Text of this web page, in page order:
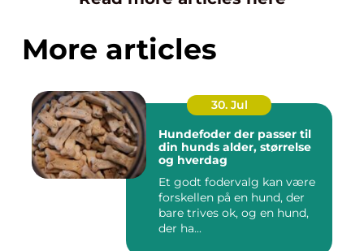
More articles
30. Jul
Hundefoder der passer til
din hunds alder, størrelse
og hverdag
Et godt fodervalg kan være
forskellen på en hund, der
bare trives ok, og en hund,
der ha...